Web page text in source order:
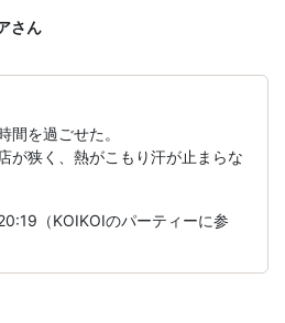
さん
間を過ごせた。
が狭く、熱がこもり汗が止まらな
（KOIKOIのパーティーに参